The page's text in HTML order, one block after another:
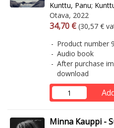
Kunttu, Panu;
Otava, 2022
Arvonlisäverollinen
34,70 € Excl. vat
(30,57 €
Product number
Audio book
After purchase
download
Minna Kauppi -